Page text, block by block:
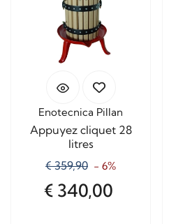
Enotecnica Pillan
Appuyez cliquet 28
litres
€ 359,90 - 6%
€ 340,00